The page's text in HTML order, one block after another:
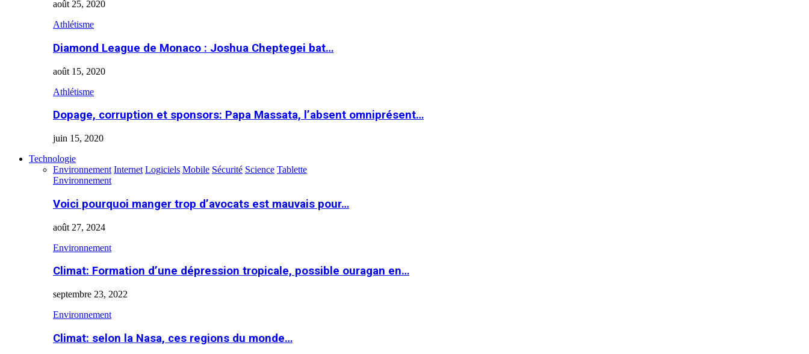
août 25, 2020
Athlétisme
Diamond League de Monaco : Joshua Cheptegei bat…
août 15, 2020
Athlétisme
Dopage, corruption et sponsors: Papa Massata, l’absent omniprésent…
juin 15, 2020
Technologie
Environnement Internet Logiciels Mobile Sécurité Science Tablette
Environnement
Voici pourquoi manger trop d’avocats est mauvais pour…
août 27, 2024
Environnement
Climat: Formation d’une dépression tropicale, possible ouragan en…
septembre 23, 2022
Environnement
Climat: selon la Nasa, ces regions du monde…